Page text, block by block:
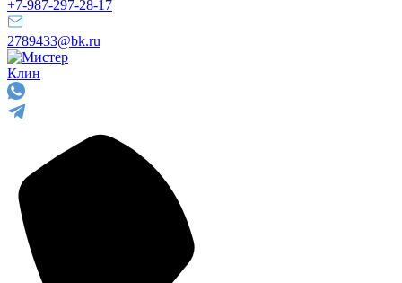
+7-987-297-28-17
2789433@bk.ru